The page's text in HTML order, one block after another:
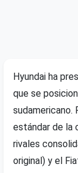
Hyundai ha
que se
sudamericano.
estándar de la
rivales
original) y el